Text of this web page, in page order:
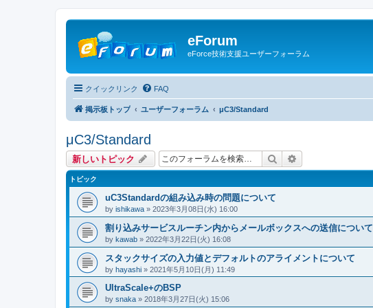
eForum
eForce技術支援ユーザーフォーラム
クイックリンク FAQ
掲示板トップ ユーザーフォーラム μC3/Standard
μC3/Standard
新しいトピック 検索
トピック
uC3Standardの組み込み時の問題について
by ishikawa » 2023年3月08日(水) 16:00
割り込みサービスルーチン内からメールボックスへの送信について
by kawab » 2022年3月22日(火) 16:08
スタックサイズの入力値とデフォルトのアライメントについて
by hayashi » 2021年5月10日(月) 11:49
UltraScale+のBSP
by snaka » 2018年3月27日(火) 15:06